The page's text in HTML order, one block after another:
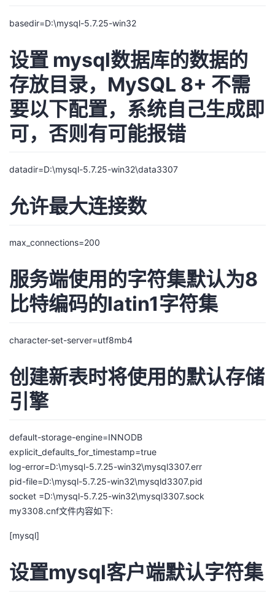
basedir=D:\mysql-5.7.25-win32
设置 mysql数据库的数据的
存放目录，MySQL 8+ 不需
要以下配置，系统自己生成即
可，否则有可能报错
datadir=D:\mysql-5.7.25-win32\data3307
允许最大连接数
max_connections=200
服务端使用的字符集默认为8
比特编码的latin1字符集
character-set-server=utf8mb4
创建新表时将使用的默认存储
引擎
default-storage-engine=INNODB
explicit_defaults_for_timestamp=true
log-error=D:\mysql-5.7.25-win32\mysql3307.err
pid-file=D:\mysql-5.7.25-win32\mysqld3307.pid
socket =D:\mysql-5.7.25-win32\mysql3307.sock
my3308.cnf文件内容如下:
[mysql]
设置mysql客户端默认字符集